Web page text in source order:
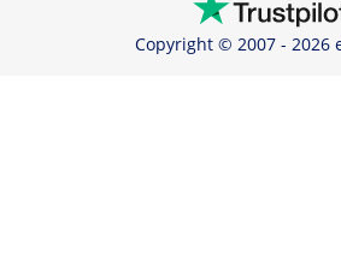
Copyright © 2007 - 2026